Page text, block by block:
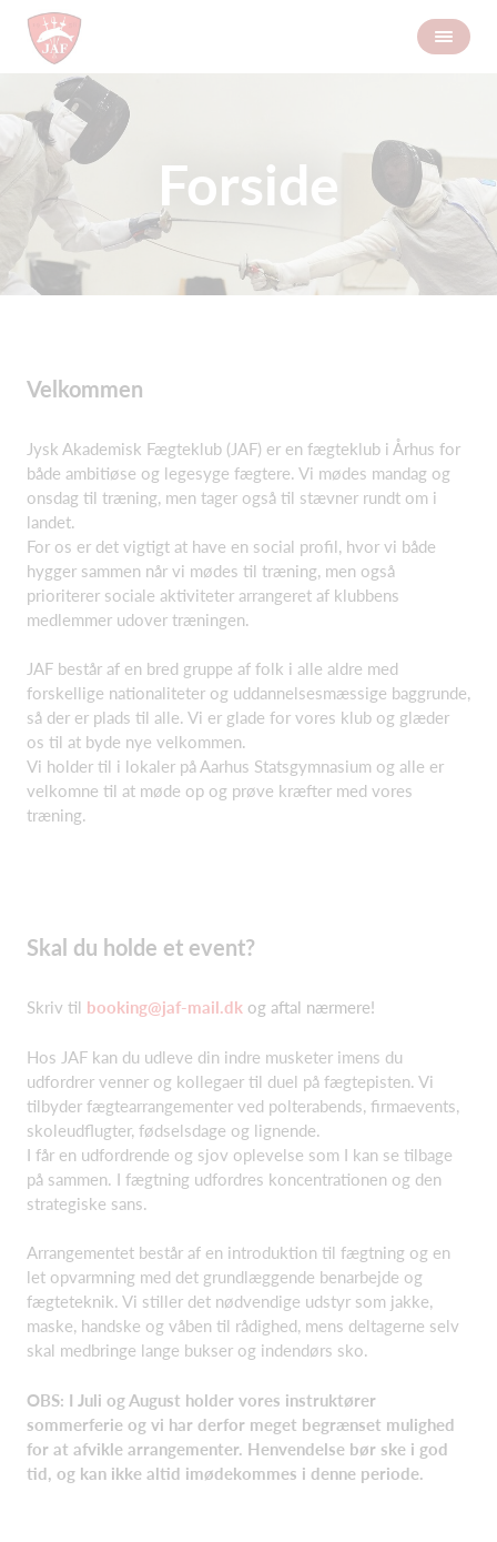
Forside
Velkommen
Jysk Akademisk Fægteklub (JAF) er en fægteklub i Århus for
både ambitiøse og legesyge fægtere. Vi mødes mandag og
onsdag til træning, men tager også til stævner rundt om i
landet.
For os er det vigtigt at have en social profil, hvor vi både
hygger sammen når vi mødes til træning, men også
prioriterer sociale aktiviteter arrangeret af klubbens
medlemmer udover træningen.
JAF består af en bred gruppe af folk i alle aldre med
forskellige nationaliteter og uddannelsesmæssige baggrunde,
så der er plads til alle. Vi er glade for vores klub og glæder
os til at byde nye velkommen.
Vi holder til i lokaler på Aarhus Statsgymnasium og alle er
velkomne til at møde op og prøve kræfter med vores
træning.
Skal du holde et event?
Skriv til booking@jaf-mail.dk og aftal nærmere!
Hos JAF kan du udleve din indre musketer imens du
udfordrer venner og kollegaer til duel på fægtepisten. Vi
tilbyder fægtearrangementer ved polterabends, firmaevents,
skoleudflugter, fødselsdage og lignende.
I får en udfordrende og sjov oplevelse som I kan se tilbage
på sammen. I fægtning udfordres koncentrationen og den
strategiske sans.
Arrangementet består af en introduktion til fægtning og en
let opvarmning med det grundlæggende benarbejde og
fægteteknik. Vi stiller det nødvendige udstyr som jakke,
maske, handske og våben til rådighed, mens deltagerne selv
skal medbringe lange bukser og indendørs sko.
OBS: I Juli og August holder vores instruktører
sommerferie og vi har derfor meget begrænset mulighed
for at afvikle arrangementer. Henvendelse bør ske i god
tid, og kan ikke altid imødekommes i denne periode.